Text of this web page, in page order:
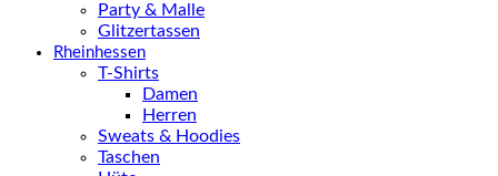
Party & Malle
Glitzertassen
Rheinhessen
T-Shirts
Damen
Herren
Sweats & Hoodies
Taschen